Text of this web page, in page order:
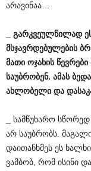
არავინაა…
გარკვეულწილად
მსჯავრდებულების
მათი ოჯახის წევრები
საუბრობენ. ამას
ახლობელი და
_ სამწუხარო
არ საუბრობს.
დაითანხმეს ეს
ვამბობ, რომ ისინი